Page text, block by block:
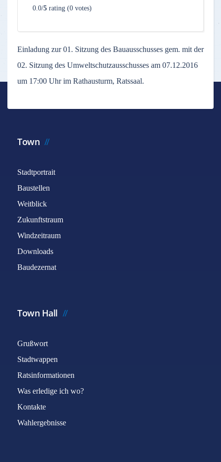
0.0/5 rating (0 votes)
Einladung zur 01. Sitzung des Bauausschusses gem. mit der
02. Sitzung des Umweltschutzausschusses am 07.12.2016
um 17:00 Uhr im Rathausturm, Ratssaal.
Town
Stadtportrait
Baustellen
Weitblick
Zukunftstraum
Windzeitraum
Downloads
Baudezernat
Town Hall
Grußwort
Stadtwappen
Ratsinformationen
Was erledige ich wo?
Kontakte
Wahlergebnisse